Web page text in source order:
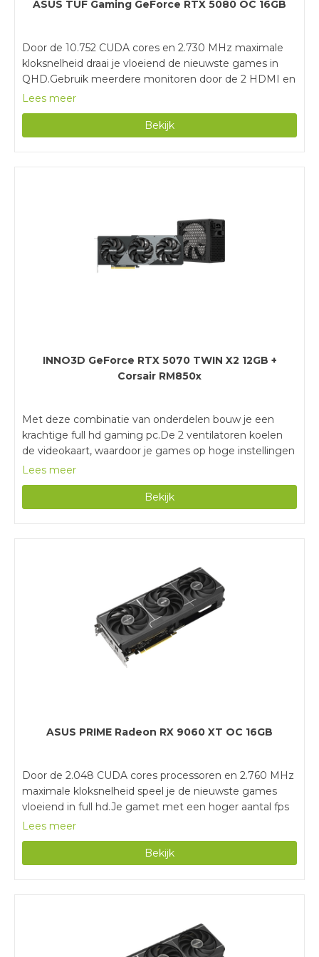
gekoeld. Zo speel je met gemak games op hoge
ASUS TUF Gaming GeForce RTX 5080 OC 16GB
Door de 10.752 CUDA cores en 2.730 MHz maximale
kloksnelheid draai je vloeiend de nieuwste games in
QHD.Gebruik meerdere monitoren door de 2 HDMI en
3 DisplayPort aansluitingen.De 3 ventilatoren koelen
speelt en meer zware grafische taken uitvoert.Je hebt
een voeding van minimaal 850 watt nodig om deze
Lees meer
Bekijk
INNO3D GeForce RTX 5070 TWIN X2 12GB +
Corsair RM850x
Met deze combinatie van onderdelen bouw je een
krachtige full hd gaming pc.De 2 ventilatoren koelen
de videokaart, waardoor je games op hoge instellingen
speelt en meer zware grafische taken uitvoert.De
minimaal 87 procent zuinig.Voor de zwaarste quad hd
of lichte 4K instellingen heb je een NVIDIA RTX 5070 Ti
Lees meer
Bekijk
ASUS PRIME Radeon RX 9060 XT OC 16GB
Door de 2.048 CUDA cores processoren en 2.760 MHz
maximale kloksnelheid speel je de nieuwste games
vloeiend in full hd.Je gamet met een hoger aantal fps
in hogere resoluties door de FSR 4 ondersteuning.Je
16 gigabyte werkgeheugen.Je hebt een voeding van
minimaal 550 watt nodig om deze videokaart te
Lees meer
Bekijk